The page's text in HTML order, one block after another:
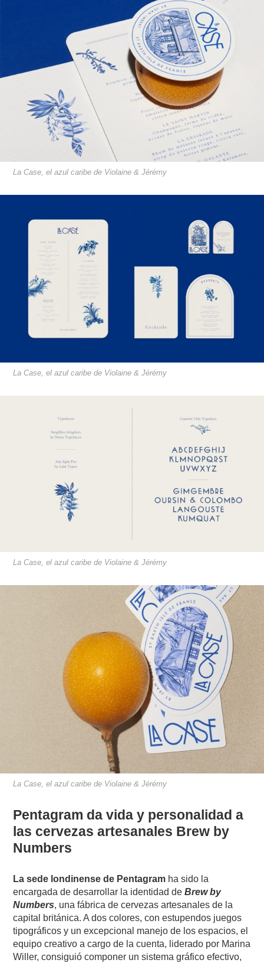
La Case, el azul caribe de Violaine & Jérémy
La Case, el azul caribe de Violaine & Jérémy
La Case, el azul caribe de Violaine & Jérémy
La Case, el azul caribe de Violaine & Jérémy
Pentagram da vida y personalidad a
las cervezas artesanales Brew by
Numbers
La sede londinense de Pentagram ha sido la
encargada de desarrollar la identidad deBrew by
Numbers, una fábrica de cervezas artesanales de la
capital británica. A dos colores, con estupendos juegos
tipográficos y un excepcional manejo de los espacios, el
equipo creativo a cargo de la cuenta, liderado por Marina
Willer, consiguió componer un sistema gráfico efectivo,